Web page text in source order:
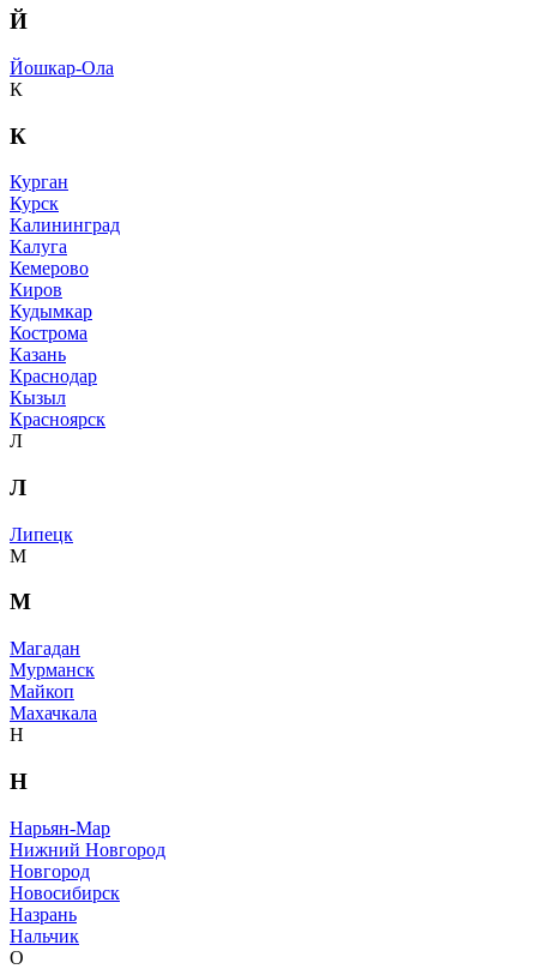
Й
Йошкар-Ола
К
К
Курган
Курск
Калининград
Калуга
Кемерово
Киров
Кудымкар
Кострома
Казань
Краснодар
Кызыл
Красноярск
Л
Л
Липецк
М
М
Магадан
Мурманск
Майкоп
Махачкала
Н
Н
Нарьян-Мар
Нижний Новгород
Новгород
Новосибирск
Назрань
Нальчик
О